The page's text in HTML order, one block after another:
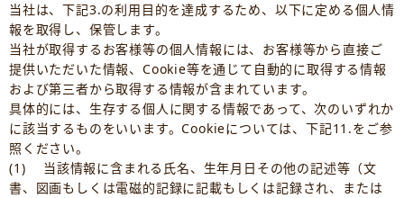
当社は、下記3.の利用目的を達成するため、以下に定める個人情
報を取得し、保管します。
当社が取得するお客様等の個人情報には、お客様等から直接ご
提供いただいた情報、Cookie等を通じて自動的に取得する情報
および第三者から取得する情報が含まれています。
具体的には、生存する個人に関する情報であって、次のいずれか
に該当するものをいいます。Cookieについては、下記11.をご参
照ください。
(1) 当該情報に含まれる氏名、生年月日その他の記述等（文
書、図画もしくは電磁的記録に記載もしくは記録され、または